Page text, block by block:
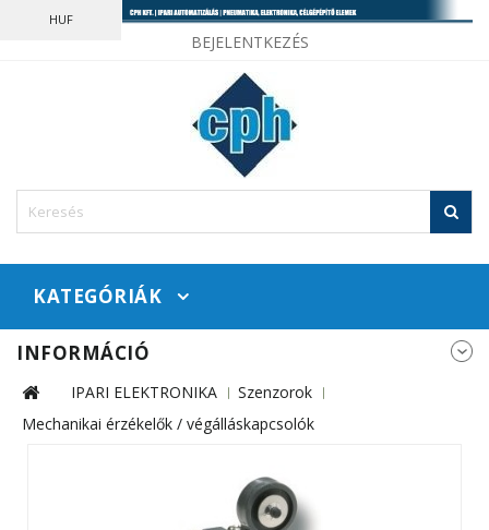
BEJELENTKEZÉS
HUF
KATEGÓRIÁK
INFORMÁCIÓ
IPARI ELEKTRONIKA
Szenzorok
Mechanikai érzékelők / végálláskapcsolók